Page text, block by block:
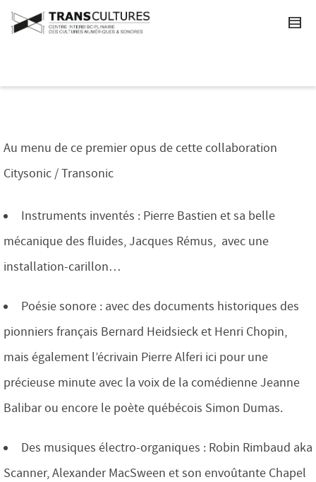
Au menu de ce premier opus de cette collaboration
Citysonic / Transonic
Instruments inventés : Pierre Bastien et sa belle
mécanique des fluides, Jacques Rémus, avec une
installation-carillon…
Poésie sonore : avec des documents historiques des
pionniers français Bernard Heidsieck et Henri Chopin,
mais également l’écrivain Pierre Alferi ici pour une
précieuse minute avec la voix de la comédienne Jeanne
Balibar ou encore le poète québécois Simon Dumas.
Des musiques électro-organiques : Robin Rimbaud aka
Scanner, Alexander MacSween et son envoûtante Chapel